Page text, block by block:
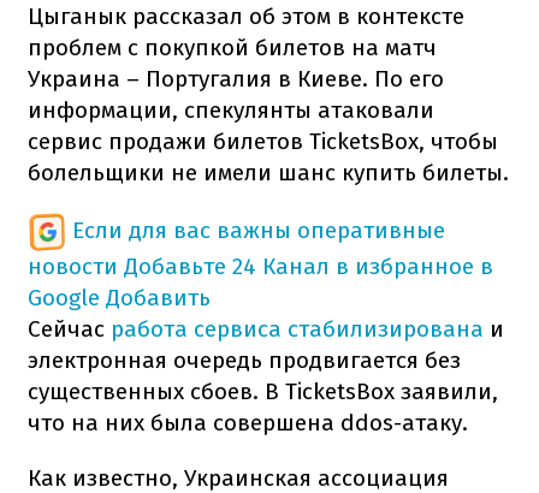
Цыганык рассказал об этом в контексте
проблем с покупкой билетов на матч
Украина – Португалия в Киеве. По его
информации, спекулянты атаковали
сервис продажи билетов TicketsBox, чтобы
болельщики не имели шанс купить билеты.
Если для вас важны оперативные
новости Добавьте 24 Канал в избранное в
Google Добавить
Сейчас работа сервиса стабилизирована и
электронная очередь продвигается без
существенных сбоев. В TicketsBox заявили,
что на них была совершена ddos-атаку.
Как известно, Украинская ассоциация